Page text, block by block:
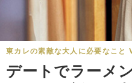
東カレの素敵な大人に必要なこと
デートでラーメ